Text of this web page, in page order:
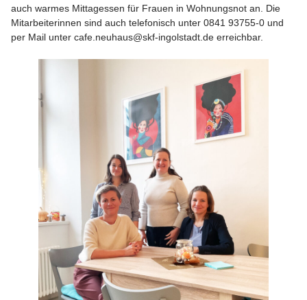
auch warmes Mittagessen für Frauen in Wohnungsnot an. Die
Mitarbeiterinnen sind auch telefonisch unter 0841 93755-0 und
per Mail unter cafe.neuhaus@skf-ingolstadt.de erreichbar.